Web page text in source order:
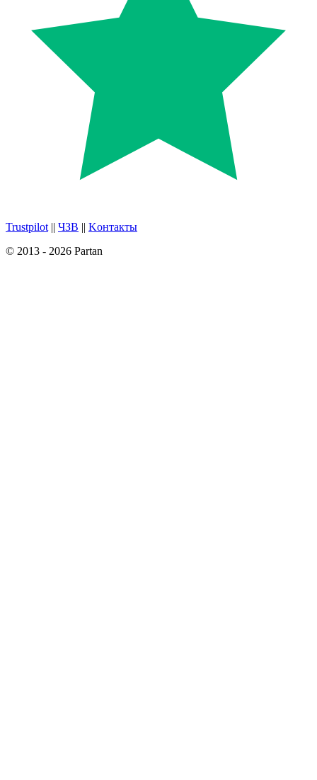
Trustpilot || ЧЗВ || Kонтакты
© 2013 - 2026 Partan